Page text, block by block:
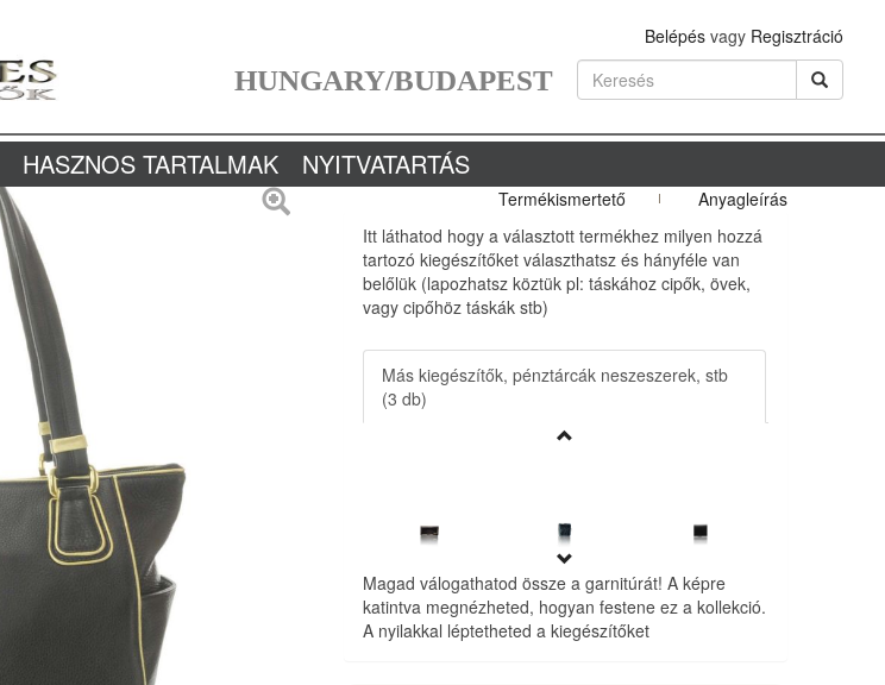
Belépés vagy Regisztráció
HUNGARY/BUDAPEST
HASZNOS TARTALMAK NYITVATARTÁS
Termékismertető
Anyagleírás
Itt láthatod hogy a választott termékhez milyen hozzá
tartozó kiegészítőket választhatsz és hányféle van
belőlük (lapozhatsz köztük pl: táskához cipők, övek,
vagy cipőhöz táskák stb)
Más kiegészítők, pénztárcák neszeszerek, stb
(3 db)
Magad válogathatod össze a garnitúrát! A képre
katintva megnézheted, hogyan festene ez a kollekció.
A nyilakkal léptetheted a kiegészítőket